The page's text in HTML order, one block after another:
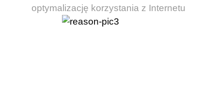
optymalizację korzystania z Internetu